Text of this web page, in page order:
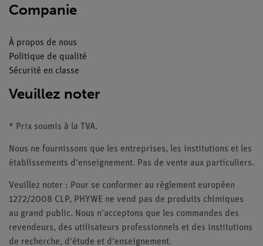
Companie
À propos de nous
Politique de qualité
Sécurité en classe
Veuillez noter
* Prix soumis à la TVA.
Nous ne fournissons que les entreprises, les institutions et les
établissements d'enseignement. Pas de vente aux particuliers.
Veuillez noter : Pour se conformer au règlement européen
1272/2008 CLP, PHYWE ne vend pas de produits chimiques
au grand public. Nous n'acceptons que les commandes des
revendeurs, des utilisateurs professionnels et des institutions
de recherche, d'étude et d'enseignement.